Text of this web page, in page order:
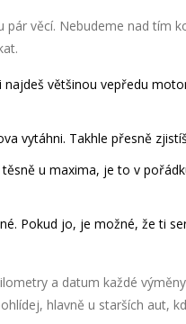
pár věcí. Nebudeme nad tím
najdeš většinou vepředu
vytáhni. Takhle přesně
u maxima, je to v
Pokud jo, je možné, že ti
a datum každé
hlavně u starších aut,